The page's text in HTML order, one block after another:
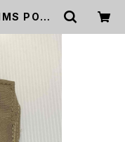
POUC